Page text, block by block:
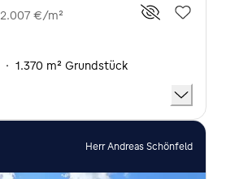
2.007 €/m²
· 1.370 m² Grundstück
Herr Andreas Schönfeld